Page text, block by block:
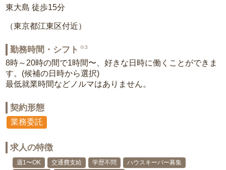
東大島 徒歩15分
（東京都江東区付近）
勤務時間・シフト ※3
8時～20時の間で1時間〜、好きな日時に働くことができま
す。(候補の日時から選択)
最低就業時間などノルマはありません。
契約形態
業務委託
求人の特徴
週1〜OK 交通費支給 学歴不問
ハウスキーパー募集